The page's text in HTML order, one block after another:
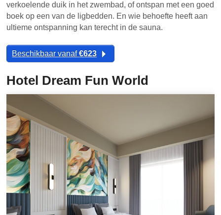
verkoelende duik in het zwembad, of ontspan met een goed
boek op een van de ligbedden. En wie behoefte heeft aan
ultieme ontspanning kan terecht in de sauna.
Beschikbaar vanaf€623
Hotel Dream Fun World